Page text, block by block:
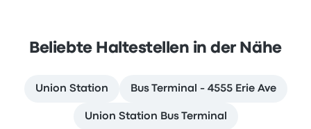
Beliebte Haltestellen in der Nähe
Union Station Bus Terminal - 4555 Erie Ave
Union Station Bus Terminal